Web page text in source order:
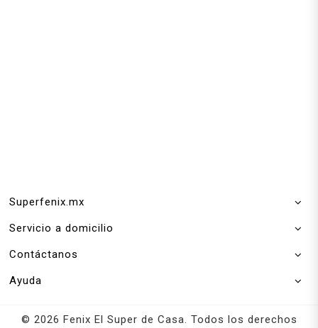
Superfenix.mx
Servicio a domicilio
Contáctanos
Ayuda
© 2026 Fenix El Super de Casa. Todos los derechos